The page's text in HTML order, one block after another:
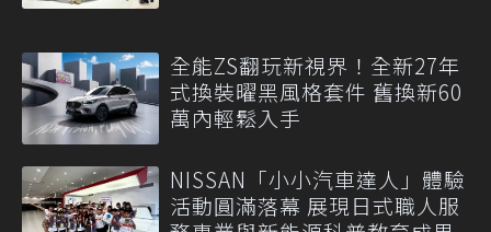
全能ZS翻玩新視界！全新27年
式換裝曜黑風格套件 舊換新60
萬內輕鬆入手
NISSAN「小小汽車達人」體驗
活動圓滿落幕 展現日式職人服